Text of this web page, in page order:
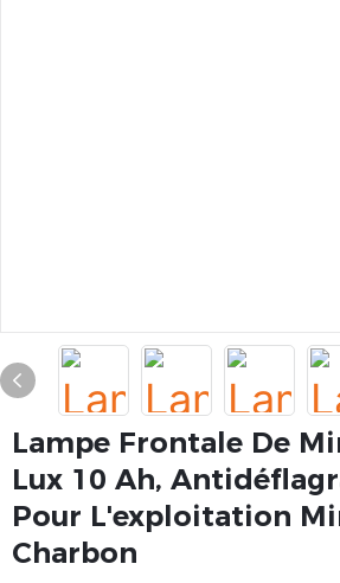
Lampe Frontale De
Lux 10 Ah,
Pour L'exploitation
Charbon